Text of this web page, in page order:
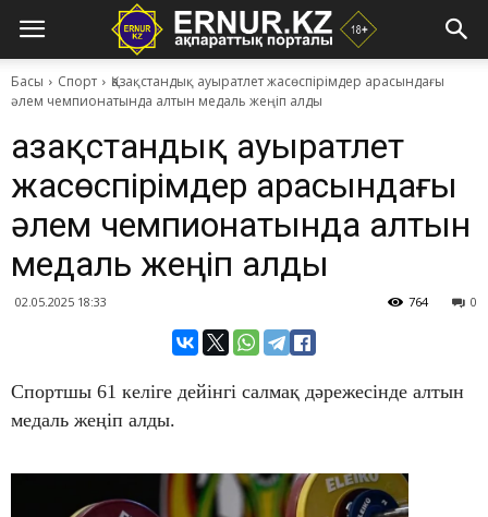
Басы Спорт
Қазақстандық ауыратлет жасөспірімдер арасындағы
әлем чемпионатында алтын медаль жеңіп алды
Қазақстандық ауыратлет
жасөспірімдер арасындағы
әлем чемпионатында алтын
медаль жеңіп алды
02.05.2025 18:33 0
764
Спортшы 61 келіге дейінгі салмақ дәрежесінде алтын
медаль жеңіп алды.